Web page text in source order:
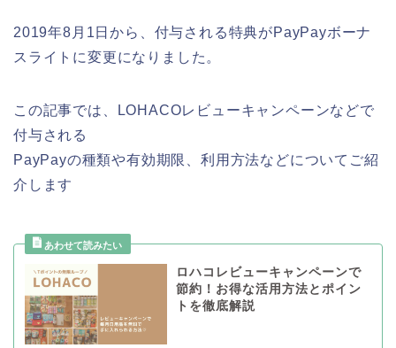
2019年8月1日から、付与される特典がPayPayボーナ
スライトに変更になりました。
この記事では、LOHACOレビューキャンペーンなどで
付与される
PayPayの種類や有効期限、利用方法などについてご紹
介します
ロハコレビューキャンペーンで
節約！お得な活用方法とポイン
トを徹底解説